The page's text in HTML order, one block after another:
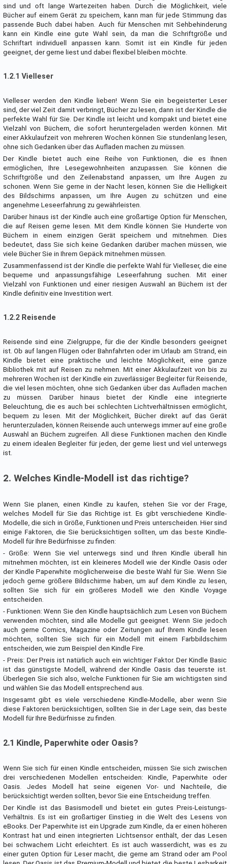
sind und oft lange Wartezeiten haben. Durch die Möglichkeit, viele
Bücher auf einem Gerät zu speichern, kann man für jede Stimmung das
passende Buch dabei haben. Auch für Menschen mit Sehbehinderung
kann ein Kindle eine gute Wahl sein, da man die Schriftgröße und
Schriftart individuell anpassen kann. Somit ist ein Kindle für jeden
geeignet, der gerne liest und dabei flexibel bleiben möchte.
1.2.1 Vielleser
Vielleser werden den Kindle lieben! Wenn Sie ein begeisterter Leser
sind, der viel Zeit damit verbringt, Bücher zu lesen, dann ist der Kindle die
perfekte Wahl für Sie. Der Kindle ist leicht und kompakt und bietet eine
Vielzahl von Büchern, die sofort heruntergeladen werden können. Mit
einer Akkulaufzeit von mehreren Wochen können Sie stundenlang lesen,
ohne sich Gedanken über das Aufladen machen zu müssen.
Der Kindle bietet auch eine Reihe von Funktionen, die es Ihnen
ermöglichen, Ihre Lesegewohnheiten anzupassen. Sie können die
Schriftgröße und den Zeilenabstand anpassen, um Ihre Augen zu
schonen. Wenn Sie gerne in der Nacht lesen, können Sie die Helligkeit
des Bildschirms anpassen, um Ihre Augen zu schützen und eine
angenehme Leseerfahrung zu gewährleisten.
Darüber hinaus ist der Kindle auch eine großartige Option für Menschen,
die auf Reisen gerne lesen. Mit dem Kindle können Sie Hunderte von
Büchern in einem einzigen Gerät speichern und mitnehmen. Dies
bedeutet, dass Sie sich keine Gedanken darüber machen müssen, wie
viele Bücher Sie in Ihrem Gepäck mitnehmen müssen.
Zusammenfassend ist der Kindle die perfekte Wahl für Vielleser, die eine
bequeme und anpassungsfähige Leseerfahrung suchen. Mit einer
Vielzahl von Funktionen und einer riesigen Auswahl an Büchern ist der
Kindle definitiv eine Investition wert.
1.2.2 Reisende
Reisende sind eine Zielgruppe, für die der Kindle besonders geeignet
ist. Ob auf langen Flügen oder Bahnfahrten oder im Urlaub am Strand, ein
Kindle bietet eine praktische und leichte Möglichkeit, eine ganze
Bibliothek mit auf Reisen zu nehmen. Mit einer Akkulaufzeit von bis zu
mehreren Wochen ist der Kindle ein zuverlässiger Begleiter für Reisende,
die viel lesen möchten, ohne sich Gedanken über das Aufladen machen
zu müssen. Darüber hinaus bietet der Kindle eine integrierte
Beleuchtung, die es auch bei schlechten Lichtverhältnissen ermöglicht,
bequem zu lesen. Mit der Möglichkeit, Bücher direkt auf das Gerät
herunterzuladen, können Reisende auch unterwegs immer auf eine große
Auswahl an Büchern zugreifen. All diese Funktionen machen den Kindle
zu einem idealen Begleiter für jeden, der gerne liest und viel unterwegs
ist.
2. Welches Kindle-Modell ist das richtige?
Wenn Sie planen, einen Kindle zu kaufen, stehen Sie vor der Frage,
welches Modell für Sie das Richtige ist. Es gibt verschiedene Kindle-
Modelle, die sich in Größe, Funktionen und Preis unterscheiden. Hier sind
einige Faktoren, die Sie berücksichtigen sollten, um das beste Kindle-
Modell für Ihre Bedürfnisse zu finden:
- Größe: Wenn Sie viel unterwegs sind und Ihren Kindle überall hin
mitnehmen möchten, ist ein kleineres Modell wie der Kindle Oasis oder
der Kindle Paperwhite möglicherweise die beste Wahl für Sie. Wenn Sie
jedoch gerne größere Bildschirme haben, um auf dem Kindle zu lesen,
sollten Sie sich für ein größeres Modell wie den Kindle Voyage
entscheiden.
- Funktionen: Wenn Sie den Kindle hauptsächlich zum Lesen von Büchern
verwenden möchten, sind alle Modelle gut geeignet. Wenn Sie jedoch
auch gerne Comics, Magazine oder Zeitungen auf Ihrem Kindle lesen
möchten, sollten Sie sich für ein Modell mit einem Farbbildschirm
entscheiden, wie zum Beispiel den Kindle Fire.
- Preis: Der Preis ist natürlich auch ein wichtiger Faktor. Der Kindle Basic
ist das günstigste Modell, während der Kindle Oasis das teuerste ist.
Überlegen Sie sich also, welche Funktionen für Sie am wichtigsten sind
und wählen Sie das Modell entsprechend aus.
Insgesamt gibt es viele verschiedene Kindle-Modelle, aber wenn Sie
diese Faktoren berücksichtigen, sollten Sie in der Lage sein, das beste
Modell für Ihre Bedürfnisse zu finden.
2.1 Kindle, Paperwhite oder Oasis?
Wenn Sie sich für einen Kindle entscheiden, müssen Sie sich zwischen
drei verschiedenen Modellen entscheiden: Kindle, Paperwhite oder
Oasis. Jedes Modell hat seine eigenen Vor- und Nachteile, die
berücksichtigt werden sollten, bevor Sie eine Entscheidung treffen.
Der Kindle ist das Basismodell und bietet ein gutes Preis-Leistungs-
Verhältnis. Es ist ein großartiger Einstieg in die Welt des Lesens von
eBooks. Der Paperwhite ist ein Upgrade zum Kindle, da er einen höheren
Kontrast hat und einen integrierten Lichtsensor enthält, der das Lesen
bei schwachem Licht erleichtert. Es ist auch wasserdicht, was es zu
einer guten Option für Leser macht, die gerne am Strand oder am Pool